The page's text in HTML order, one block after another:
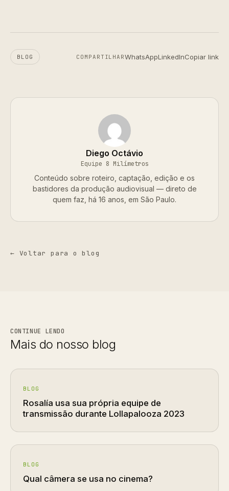
BLOG COMPARTILHARWhatsAppLinkedInCopiar link
Diego Octávio
Equipe 8 Milímetros
Conteúdo sobre roteiro, captação, edição e os
bastidores da produção audiovisual — direto de
quem faz, há 16 anos, em São Paulo.
← Voltar para o blog
CONTINUE LENDO
Mais do nosso blog
BLOG
Rosalía usa sua própria equipe de
transmissão durante Lollapalooza 2023
BLOG
Qual câmera se usa no cinema?